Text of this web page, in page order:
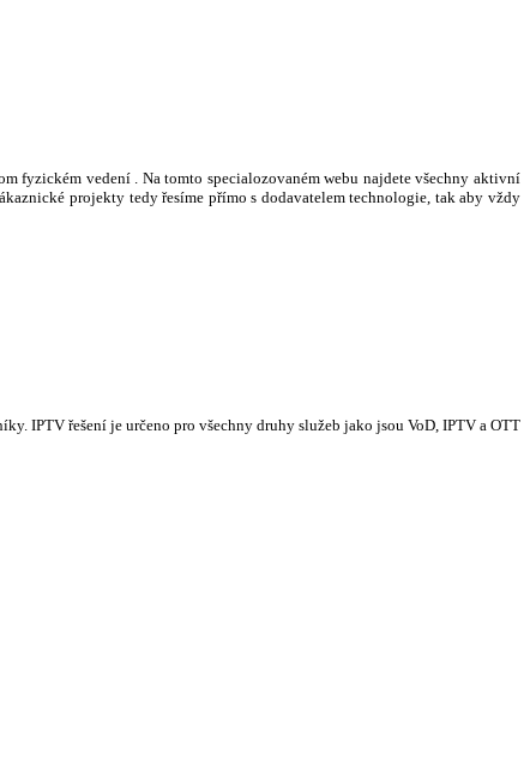
fyzickém vedení . Na tomto specialozovaném webu najdete všechny aktivní
projekty tedy řesíme přímo s dodavatelem technologie, tak aby vždy
IPTV řešení je určeno pro všechny druhy služeb jako jsou VoD, IPTV a OTT